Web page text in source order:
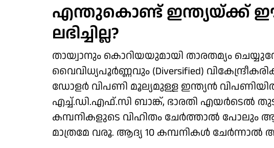
എന്തുകൊണ്ട് ഇന്ത്യയ്ക്ക്
ലഭിച്ചില്ല?
തായ്വാനും കൊറിയയുമായി താരതമ്യം
വൈവിധ്യപൂര്‍ണ്ണവും (Diversified)
ഡോളര്‍ വിപണി മൂല്യമുള്ള ഇന്ത്യന്‍
എച്ച്.ഡി.എഫ്.സി ബാങ്ക്, ഭാരതി എയര്‍ടെല്‍
കമ്പനികളുടെ വിഹിതം ചേര്‍ത്താല്‍ പോലും
മാത്രമേ വരൂ. ആദ്യ 10 കമ്പനികള്‍